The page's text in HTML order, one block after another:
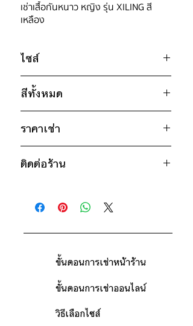
เช่าเสื้อกันหนาว หญิง รุ่น XILING สี
เหลือง
ไซส์
ไซส์ : S
อก 50" / เอว 50" / สะโพก ฟรี / ไหล่
กว้าง 16" / วงแขน 26" / ยาว 22"
* สินค้าจริงอาจมีขนาดคาดเคลื่อน 2-3
สีทั้งหมด
ม่วง
ราคาเช่า
วันคืน)
ติดต่อร้านเพื่อสอบถามราคา
ติดต่อร้าน
ดูแผนที่ร้าน
ขั้นตอนการเช่าหน้าร้าน
ขั้นตอนการเช่าออนไลน์
วิธีเลือกไซส์